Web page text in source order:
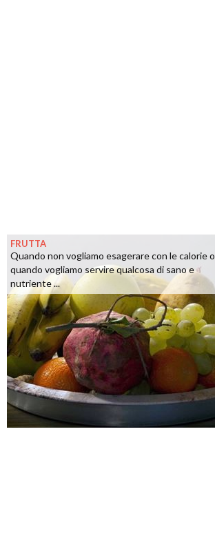
FRUTTA
Quando non vogliamo esagerare con le calorie o
quando vogliamo servire qualcosa di sano e
nutriente ...